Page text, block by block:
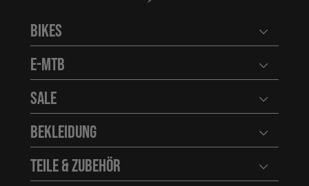
Bikes
E-MTB
Sale
Bekleidung
Teile & Zubehör